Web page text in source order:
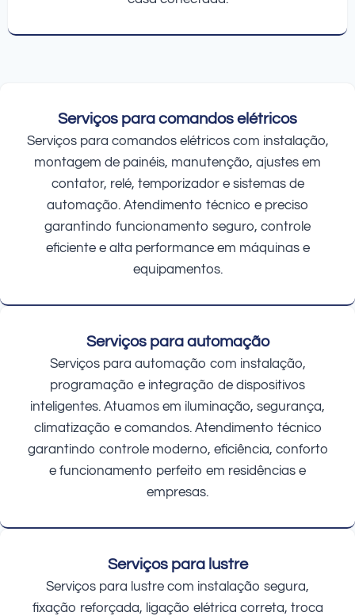
Serviços para comandos elétricos
Serviços para comandos elétricos com instalação,
montagem de painéis, manutenção, ajustes em
contator, relé, temporizador e sistemas de
automação. Atendimento técnico e preciso
garantindo funcionamento seguro, controle
eficiente e alta performance em máquinas e
equipamentos.
Serviços para automação
Serviços para automação com instalação,
programação e integração de dispositivos
inteligentes. Atuamos em iluminação, segurança,
climatização e comandos. Atendimento técnico
garantindo controle moderno, eficiência, conforto
e funcionamento perfeito em residências e
empresas.
Serviços para lustre
Serviços para lustre com instalação segura,
fixação reforçada, ligação elétrica correta, troca